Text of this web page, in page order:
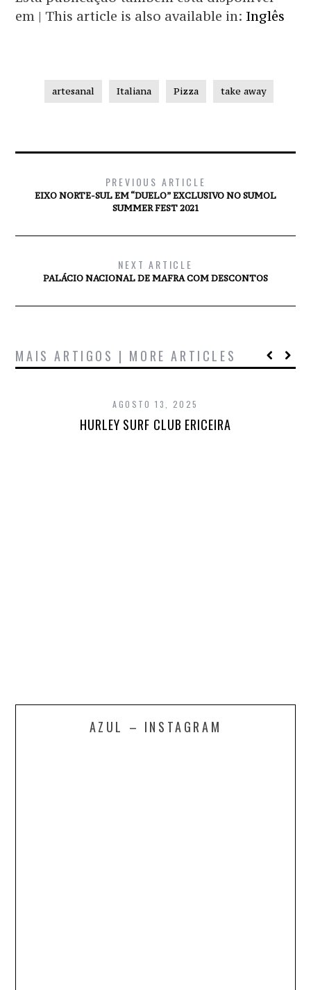
em | This article is also available in: Inglês
artesanal Italiana Pizza take away
PREVIOUS ARTICLE
EIXO NORTE-SUL EM “DUELO” EXCLUSIVO NO SUMOL
SUMMER FEST 2021
NEXT ARTICLE
PALÁCIO NACIONAL DE MAFRA COM DESCONTOS
MAIS ARTIGOS | MORE ARTICLES
AGOSTO 13, 2025
HURLEY SURF CLUB ERICEIRA
AZUL – INSTAGRAM